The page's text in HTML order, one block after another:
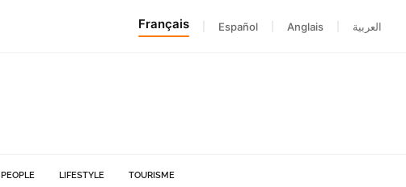
Français Español Anglais العربية
PEOPLE LIFESTYLE TOURISME